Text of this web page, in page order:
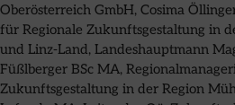
Oberösterreich GmbH, Cosima
für Regionale Zukunftsgestaltung in
und Linz-Land, Landeshauptmann
Füßlberger BSc MA,
Zukunftsgestaltung in der Region